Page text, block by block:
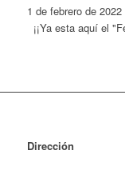
1 de febrero de 2022
¡¡Ya esta aquí el
Dirección